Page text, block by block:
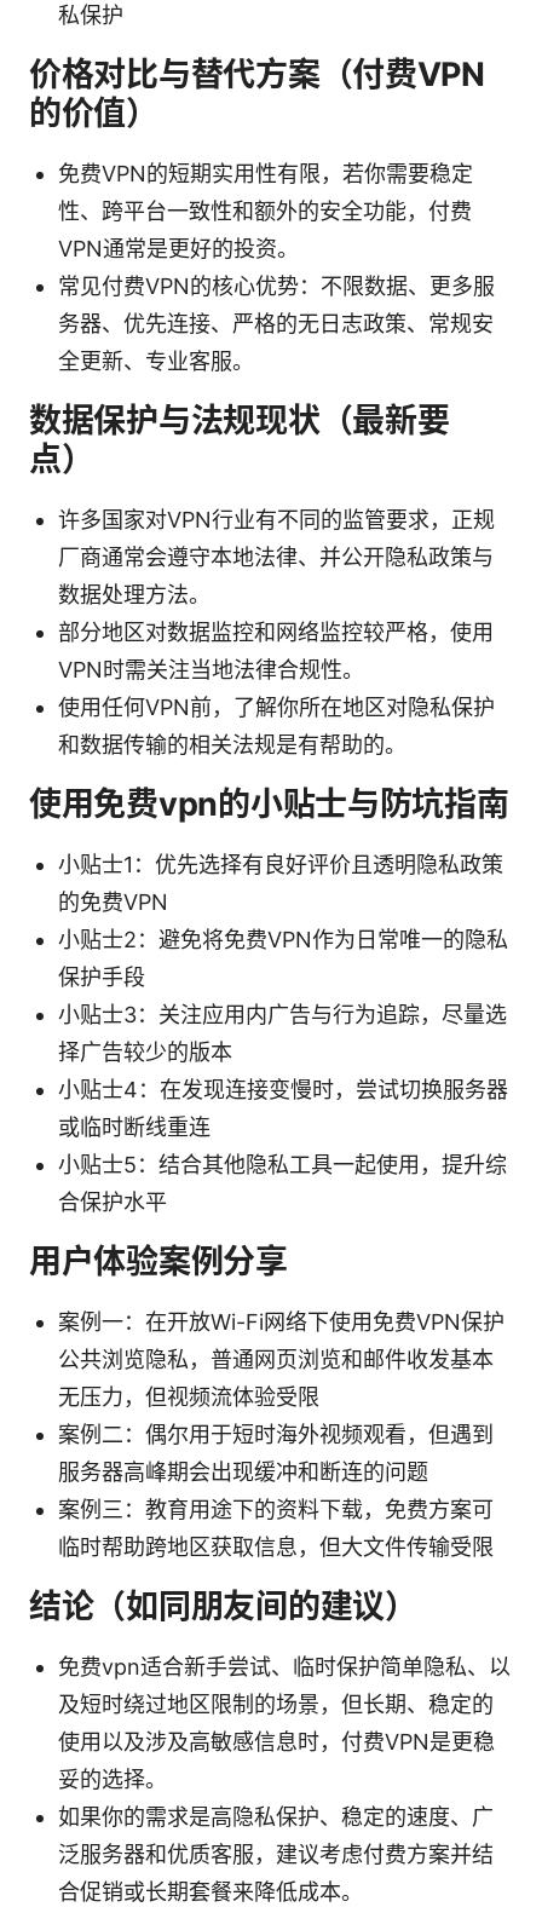
私保护
价格对比与替代方案（付费VPN
的价值）
免费VPN的短期实用性有限，若你需要稳定
性、跨平台一致性和额外的安全功能，付费
VPN通常是更好的投资。
常见付费VPN的核心优势：不限数据、更多服
务器、优先连接、严格的无日志政策、常规安
全更新、专业客服。
数据保护与法规现状（最新要
点）
许多国家对VPN行业有不同的监管要求，正规
厂商通常会遵守本地法律、并公开隐私政策与
数据处理方法。
部分地区对数据监控和网络监控较严格，使用
VPN时需关注当地法律合规性。
使用任何VPN前，了解你所在地区对隐私保护
和数据传输的相关法规是有帮助的。
使用免费vpn的小贴士与防坑指南
小贴士1：优先选择有良好评价且透明隐私政策
的免费VPN
小贴士2：避免将免费VPN作为日常唯一的隐私
保护手段
小贴士3：关注应用内广告与行为追踪，尽量选
择广告较少的版本
小贴士4：在发现连接变慢时，尝试切换服务器
或临时断线重连
小贴士5：结合其他隐私工具一起使用，提升综
合保护水平
用户体验案例分享
案例一：在开放Wi-Fi网络下使用免费VPN保护
公共浏览隐私，普通网页浏览和邮件收发基本
无压力，但视频流体验受限
案例二：偶尔用于短时海外视频观看，但遇到
服务器高峰期会出现缓冲和断连的问题
案例三：教育用途下的资料下载，免费方案可
临时帮助跨地区获取信息，但大文件传输受限
结论（如同朋友间的建议）
免费vpn适合新手尝试、临时保护简单隐私、以
及短时绕过地区限制的场景，但长期、稳定的
使用以及涉及高敏感信息时，付费VPN是更稳
妥的选择。
如果你的需求是高隐私保护、稳定的速度、广
泛服务器和优质客服，建议考虑付费方案并结
合促销或长期套餐来降低成本。